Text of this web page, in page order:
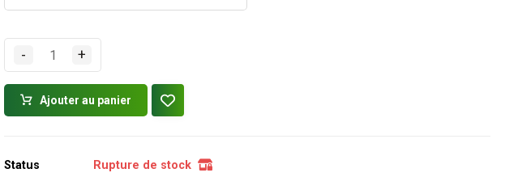
- +
Ajouter au panier
Status
Rupture de stock